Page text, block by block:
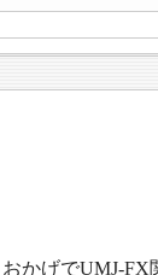
かげでUMJ-